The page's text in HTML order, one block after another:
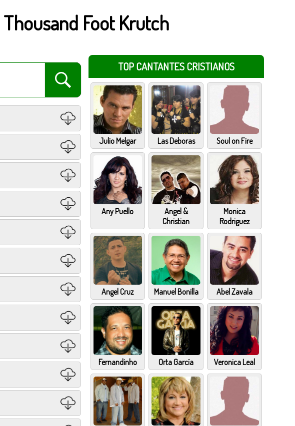
Thousand Foot Krutch
TOP CANTANTES CRISTIANOS
Julio Melgar Las Deboras Soul on Fire
Any Puello
Angel &
Christian
Monica
Rodriguez
Angel Cruz Manuel Bonilla Abel Zavala
Fernandinho Orta García Veronica Leal